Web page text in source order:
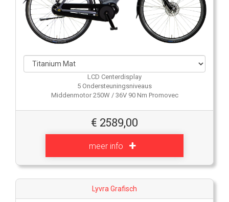
LCD Centerdisplay
5 Ondersteuningsniveaus
Middenmotor 250W / 36V 90 Nm Promovec
€ 2589,00
meer info
Lyvra Grafisch